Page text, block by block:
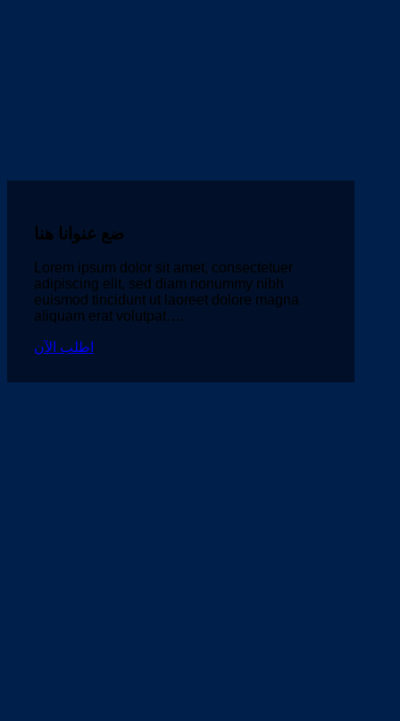
ضع عنوانا هنا
Lorem ipsum dolor sit amet, consectetuer
adipiscing elit, sed diam nonummy nibh
euismod tincidunt ut laoreet dolore magna
aliquam erat volutpat….
اطلب الآن